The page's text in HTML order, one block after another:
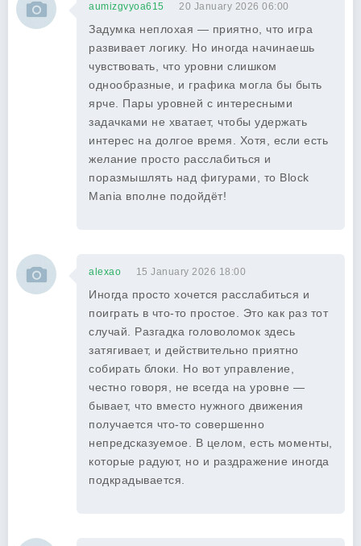
aumizgvyoa615 20 January 2026 06:00
Задумка неплохая — приятно, что игра
развивает логику. Но иногда начинаешь
чувствовать, что уровни слишком
однообразные, и графика могла бы быть
ярче. Пары уровней с интересными
задачками не хватает, чтобы удержать
интерес на долгое время. Хотя, если есть
желание просто расслабиться и
поразмышлять над фигурами, то Block
Mania вполне подойдёт!
alexao 15 January 2026 18:00
Иногда просто хочется расслабиться и
поиграть в что-то простое. Это как раз тот
случай. Разгадка головоломок здесь
затягивает, и действительно приятно
собирать блоки. Но вот управление,
честно говоря, не всегда на уровне —
бывает, что вместо нужного движения
получается что-то совершенно
непредсказуемое. В целом, есть моменты,
которые радуют, но и раздражение иногда
подкрадывается.